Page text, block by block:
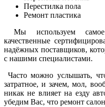
Перестилка пола
Ремонт пластика
Мы используем самое
качественные
надёжных поставщиков,
с нашими специалистами.
Часто можно услышать,
затратное, и зачем, мол,
никак не влияет на езду
убедим Вас, что ремонт